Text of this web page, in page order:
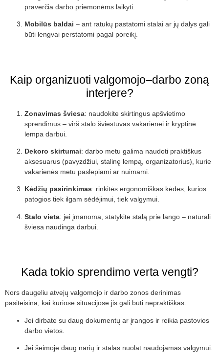
praverčia darbo priemonėms laikyti.
Mobilūs baldai – ant ratukų pastatomi stalai ar jų dalys gali
būti lengvai perstatomi pagal poreikį.
Kaip organizuoti valgomojo–darbo zoną
interjere?
Zonavimas šviesa: naudokite skirtingus apšvietimo
sprendimus – virš stalo šviestuvas vakarienei ir kryptinė
lempa darbui.
Dekoro skirtumai: darbo metu galima naudoti praktiškus
aksesuarus (pavyzdžiui, stalinę lempą, organizatorius), kurie
vakarienės metu paslepiami ar nuimami.
Kėdžių pasirinkimas: rinkitės ergonomiškas kėdes, kurios
patogios tiek ilgam sėdėjimui, tiek valgymui.
Stalo vieta: jei įmanoma, statykite stalą prie lango – natūrali
šviesa naudinga darbui.
Kada tokio sprendimo verta vengti?
Nors daugeliu atvejų valgomojo ir darbo zonos derinimas
pasiteisina, kai kuriose situacijose jis gali būti nepraktiškas:
Jei dirbate su daug dokumentų ar įrangos ir reikia pastovios
darbo vietos.
Jei šeimoje daug narių ir stalas nuolat naudojamas valgymui.